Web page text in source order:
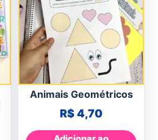
Animais Geométricos
R$4,70